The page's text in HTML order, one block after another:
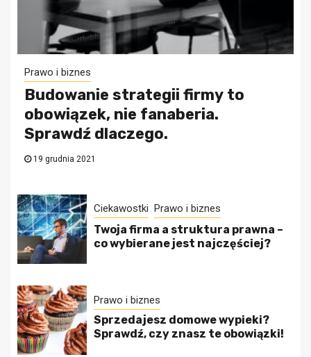
Prawo i biznes
Budowanie strategii firmy to
obowiązek, nie fanaberia.
Sprawdź dlaczego.
19 grudnia 2021
Ciekawostki Prawo i biznes
Twoja firma a struktura prawna –
co wybierane jest najczęściej?
Prawo i biznes
Sprzedajesz domowe wypieki?
Sprawdź, czy znasz te obowiązki!